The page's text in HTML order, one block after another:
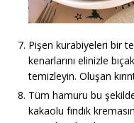
Pişen kurabiyeleri bir
kenarlarını elinizle
temizleyin. Oluşan
Tüm hamuru bu
kakaolu fındık